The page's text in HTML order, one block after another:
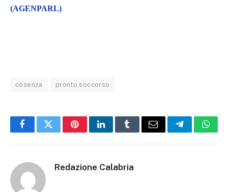
(AGENPARL)
cosenza pronto soccorso
FacebookTwitterPinterestLinkedInTumblrEmail Telegram
Redazione Calabria